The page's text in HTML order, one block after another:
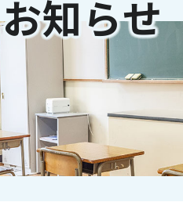
お知らせ